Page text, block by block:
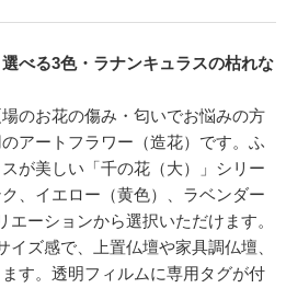
べる3色・ラナンキュラスの枯れな
のお花の傷み・匂いでお悩みの方
アートフラワー（造花）です。ふ
が美しい「千の花（大）」シリー
、イエロー（黄色）、ラベンダー
エーションから選択いただけます。
ズ感で、上置仏壇や家具調仏壇、
す。透明フィルムに専用タグが付